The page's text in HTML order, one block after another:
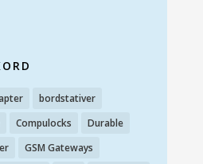
bordstativer
Compulocks
Durable
GSM Gateways